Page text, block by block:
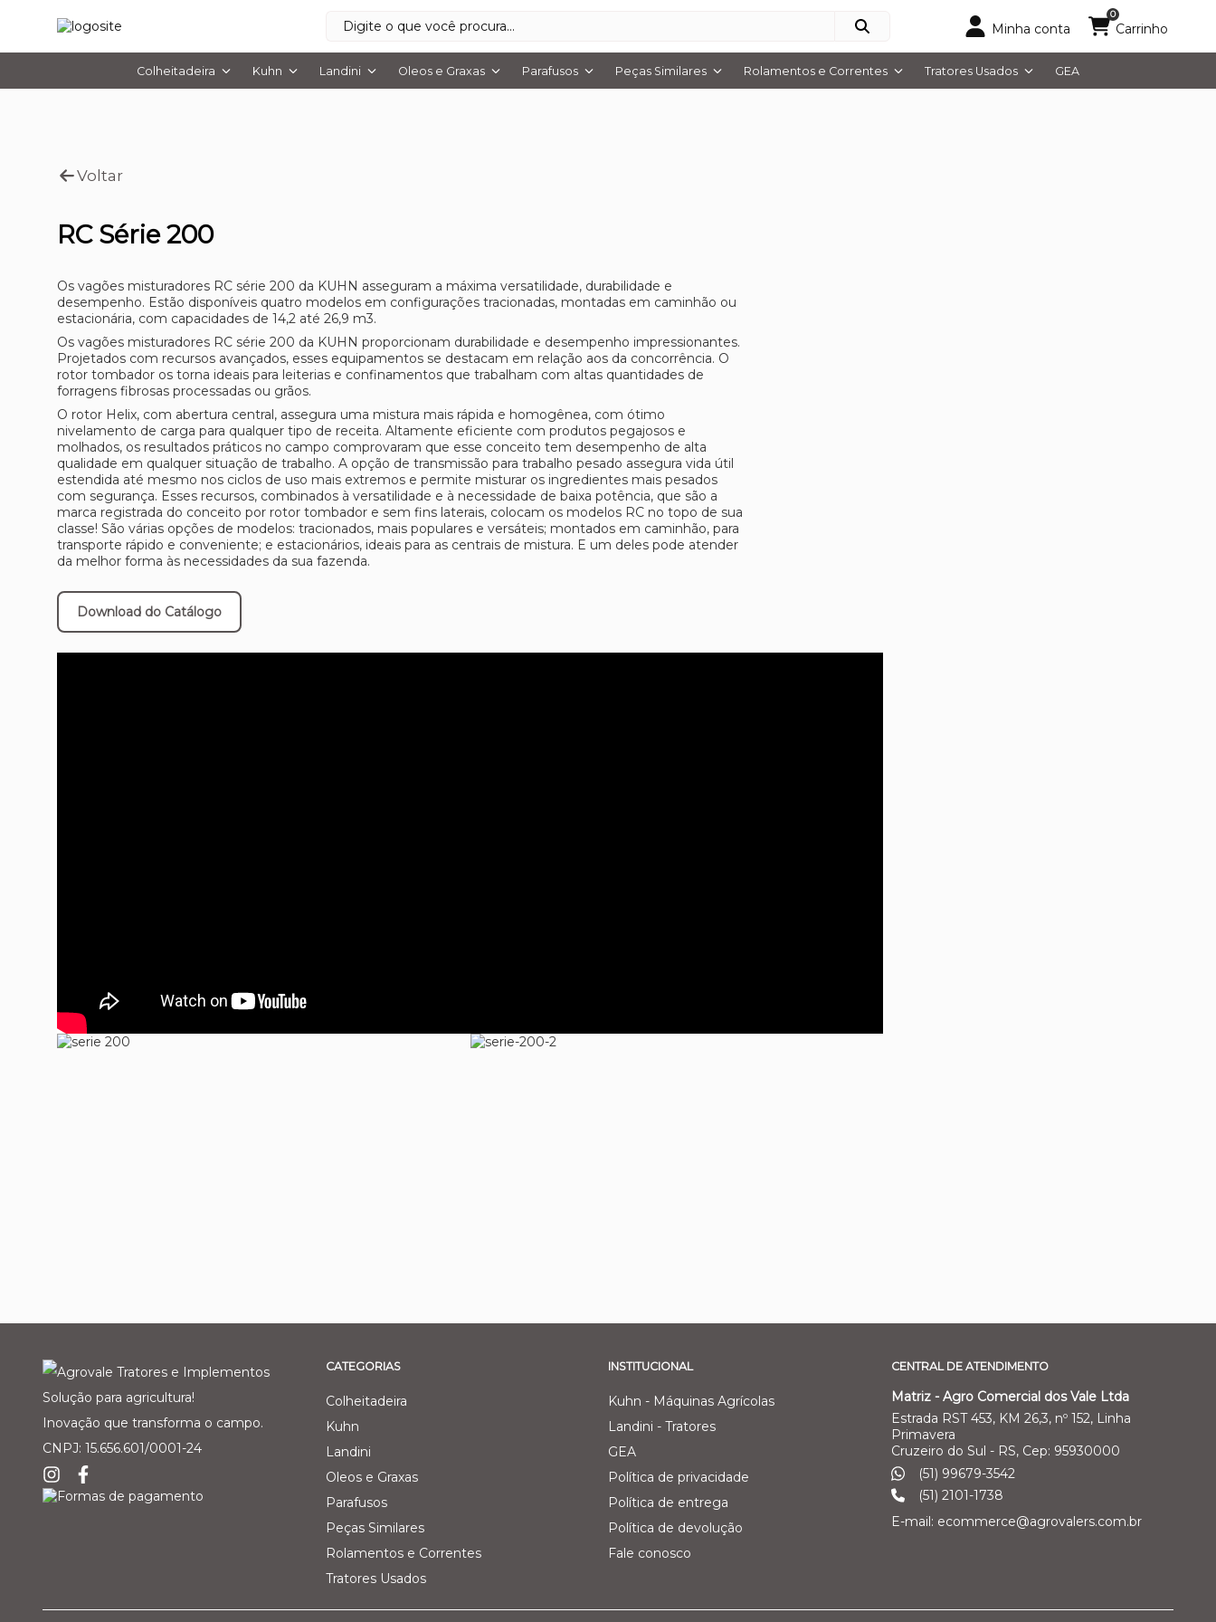
Minha conta
0
Carrinho
Colheitadeira Kuhn Landini Oleos e Graxas Parafusos Peças Similares Rolamentos e Correntes Tratores Usados GEA
Voltar
RC Série 200
Os vagões misturadores RC série 200 da KUHN asseguram a máxima versatilidade, durabilidade e
desempenho. Estão disponíveis quatro modelos em configurações tracionadas, montadas em caminhão ou
estacionária, com capacidades de 14,2 até 26,9 m3. ​
Os vagões misturadores RC série 200 da KUHN proporcionam durabilidade e desempenho impressionantes.
Projetados com recursos avançados, esses equipamentos se destacam em relação aos da concorrência. O
rotor tombador os torna ideais para leiterias e confinamentos que trabalham com altas quantidades de
forragens fibrosas processadas ou grãos.
O rotor Helix, com abertura central, assegura uma mistura mais rápida e homogênea, com ótimo
nivelamento de carga para qualquer tipo de receita. Altamente eficiente com produtos pegajosos e
molhados, os resultados práticos no campo comprovaram que esse conceito tem desempenho de alta
qualidade em qualquer situação de trabalho. A opção de transmissão para trabalho pesado assegura vida útil
estendida até mesmo nos ciclos de uso mais extremos e permite misturar os ingredientes mais pesados
com segurança. Esses recursos, combinados à versatilidade e à necessidade de baixa potência, que são a
marca registrada do conceito por rotor tombador e sem fins laterais, colocam os modelos RC no topo de sua
classe! São várias opções de modelos: tracionados, mais populares e versáteis; montados em caminhão, para
transporte rápido e conveniente; e estacionários, ideais para as centrais de mistura. E um deles pode atender
da melhor forma às necessidades da sua fazenda.
Download do Catálogo
Solução para agricultura!
Inovação que transforma o campo.
CNPJ: 15.656.601/0001-24
CATEGORIAS
Colheitadeira
Kuhn
Landini
Oleos e Graxas
Parafusos
Peças Similares
Rolamentos e Correntes
Tratores Usados
INSTITUCIONAL
Kuhn - Máquinas Agrícolas
Landini - Tratores
GEA
Política de privacidade
Política de entrega
Política de devolução
Fale conosco
CENTRAL DE ATENDIMENTO
Matriz - Agro Comercial dos Vale Ltda
Estrada RST 453, KM 26,3, nº 152, Linha
Primavera
Cruzeiro do Sul - RS, Cep: 95930000
(51) 99679-3542
(51) 2101-1738
E-mail: ecommerce@agrovalers.com.br